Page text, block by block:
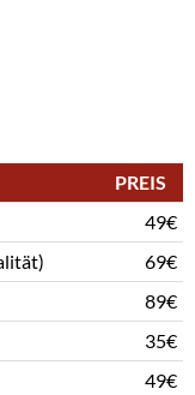
PREIS
49€
69€
89€
35€
49€